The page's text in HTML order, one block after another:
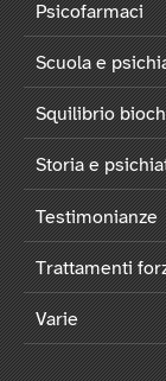
Psicofarmaci
Scuola e
Squilibrio
Storia e
Testimonianze
Trattamenti
Varie